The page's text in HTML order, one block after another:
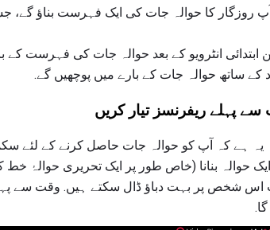
آپ روزگار کا حوالہ جات کی ایک فہرست بناؤ
ابتدائی انٹرویو کے بعد حوالہ جات کی فہرست
ساتھ حوالہ جات کے بارے میں پوچھیں گے.
پہلے ریفرنسز تیار کریں
یہ ہے کہ آپ کو حوالہ جات حاصل کرنے کے لئے
بنانا (خاص طور پر ایک تحریری حوالۂ خط
اس شخص پر بہت دباؤ ڈال سکتے ہیں. وقت سے